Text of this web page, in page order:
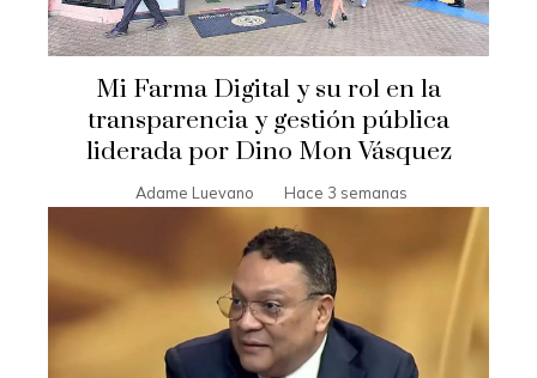
Mi Farma Digital y su rol en la
transparencia y gestión pública
liderada por Dino Mon Vásquez
Adame Luevano Hace 3 semanas